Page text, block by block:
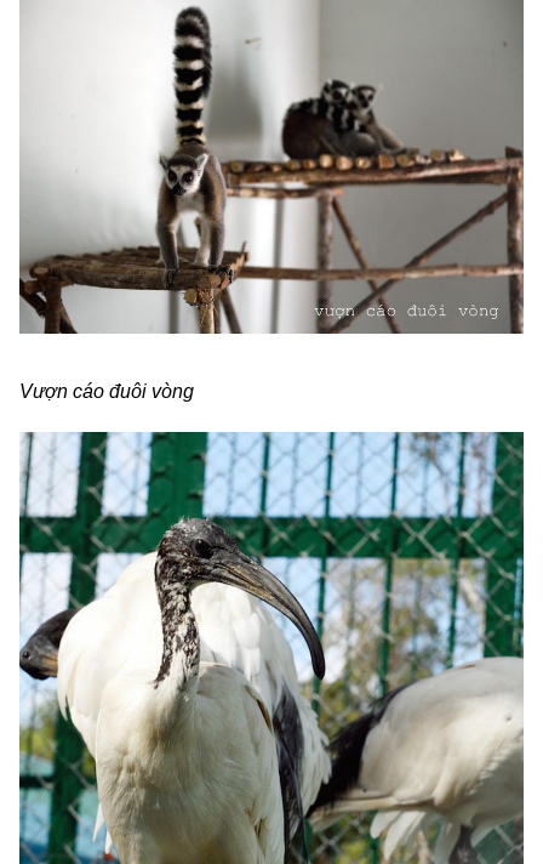
Vượn cáo đuôi vòng